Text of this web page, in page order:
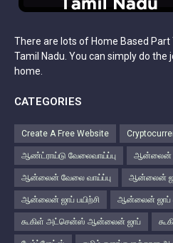
There are lots of Home Based
Tamil Nadu. You can simply do
home.
CATEGORIES
Create A Free Website
ஆண்ட்ராய்டு வேலைவாய்ப்பு ஆன்லைன்
ஆன்லைன் வேலை வாய்ப்பு ஆன்லைன்
ஆன்லைன் ஜாப் பயிற்சி ஆன்லைன் ஜாப்
கூகிள் அட்சென்ஸ் ஆன்லைன் ஜாப்